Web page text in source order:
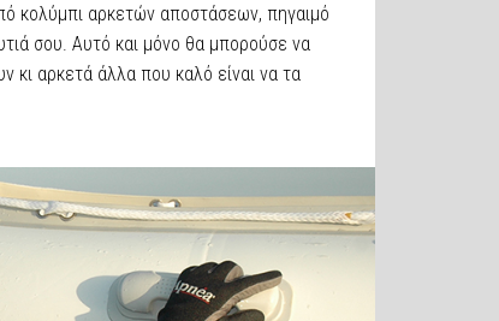
κολύμπι αρκετών αποστάσεων, πηγαιμό
σου. Αυτό και μόνο θα μπορούσε να
κι αρκετά άλλα που καλό είναι να τα